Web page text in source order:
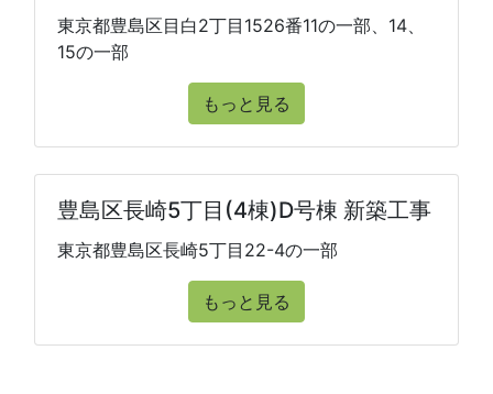
東京都豊島区目白2丁目1526番11の一部、14、
15の一部
もっと見る
豊島区長崎5丁目(4棟)D号棟 新築工事
東京都豊島区長崎5丁目22-4の一部
もっと見る